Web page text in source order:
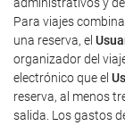
Para viajes
una reserva, el
organizador del
electrónico que el
reserva, al menos
salida. Los gastos